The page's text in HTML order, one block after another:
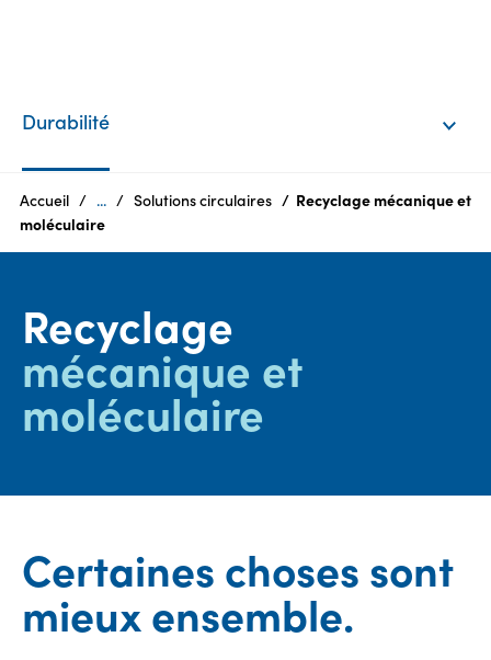
Qui
nous?
Durabilité
Carrières
Espace
légales
Confidentialité
Eastman
Durabilité
Accueil ... Solutions circulaires
Recyclage mécanique et
moléculaire
Recyclage
mécanique et
moléculaire
Certaines choses sont
mieux ensemble.